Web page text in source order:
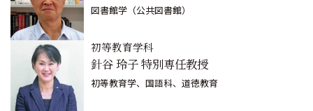
図書館学（公共図書館）
初等教育学科
針谷 玲子 特別専任教授
初等教育学、国語科、道徳教育